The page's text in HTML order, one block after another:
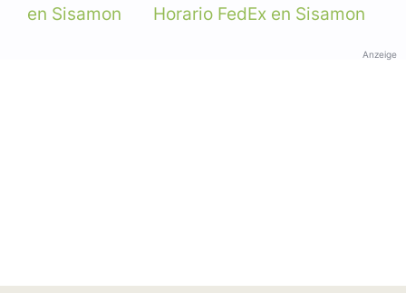
en Sisamon Horario FedEx en Sisamon
Anzeige